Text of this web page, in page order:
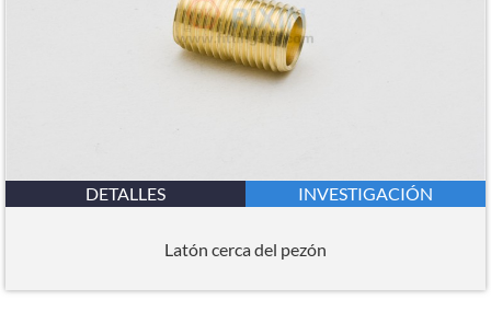
DETALLES INVESTIGACIÓN
Latón cerca del pezón